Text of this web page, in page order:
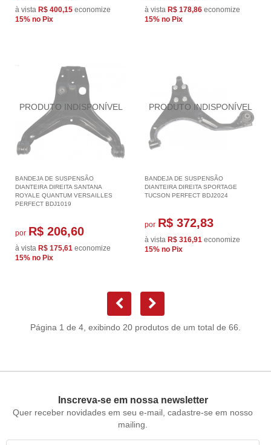
à vista R$ 400,15 economize
15% no Pix
à vista R$ 178,86 economize
15% no Pix
BANDEJA DE SUSPENSÃO
DIANTEIRA DIREITA SANTANA
ROYALE QUANTUM VERSAILLES
PERFECT BDJ1019
por R$ 206,60
à vista R$ 175,61 economize
15% no Pix
BANDEJA DE SUSPENSÃO
DIANTEIRA DIREITA SPORTAGE
TUCSON PERFECT BDJ2024
por R$ 372,83
à vista R$ 316,91 economize
15% no Pix
Página 1 de 4, exibindo 20 produtos de um total de 66.
Inscreva-se em nossa newsletter
Quer receber novidades em seu e-mail, cadastre-se em nosso
mailing.